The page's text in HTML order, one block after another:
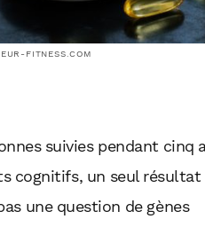
FITNESS.COM
suivies pendant cinq
cognitifs, un seul résultat
une question de gènes